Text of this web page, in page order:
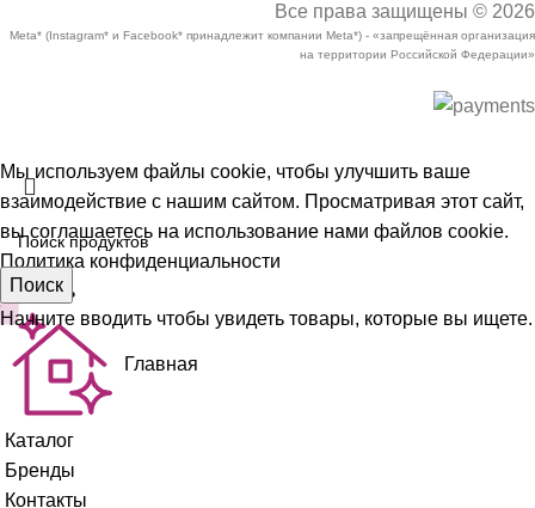
Все права защищены © 2026
Meta* (Instagram* и Facebook* принадлежит компании Meta*) - «запрещённая организация
на территории Российской Федерации»
Поиск
Начните вводить чтобы увидеть товары, которые вы ищете.
Мы используем файлы cookie, чтобы улучшить ваше
взаимодействие с нашим сайтом. Просматривая этот сайт,
вы соглашаетесь на использование нами файлов cookie.
Политика конфиденциальности
Принять
Главная
Каталог
Бренды
Контакты